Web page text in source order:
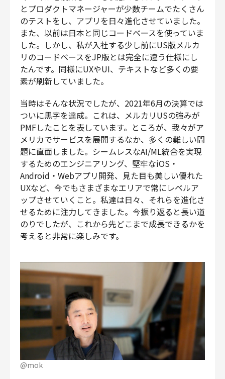
とプロダクトマネージャーが少数チームでたくさん
のテストをし、アプリを日々進化させていました。
また、以前は日本と同じコードベースを使っていま
した。しかし、私が入社する少し前にUS版メルカ
リのコードベースをJP版とは完全に違う仕様にし
たんです。同様にUXやUI、テキストなど多くの要
素が刷新していました。
当時はそんな状況でしたが、2021年6月の決算では
ついに黒字を達成。これは、メルカリUSの強みが
PMFしたことを表しています。ところが、我々がア
メリカでサービスを展開するなか、多くの難しい問
題に直面しました。シームレスなAI/ML統合を実現
するためのエンジニアリング、堅牢なiOS・
Android・Webアプリ開発、見た目も美しい優れた
UXなど、今でもさまざまなエリアで常にレベルア
ップさせていくこと。私達は日々、それらを進化さ
せるために注力してきました。今振り返ると長い道
のりでしたが、これから先どこまで成長できるかを
考えると非常に楽しみです。
@mok